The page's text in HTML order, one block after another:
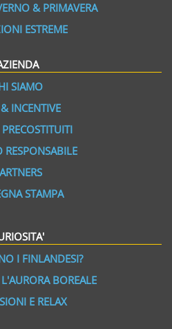
& PRIMAVERA
ESTREME
SIAMO
INCENTIVE
RESPONSABILE
STAMPA
I FINLANDESI?
BOREALE
E RELAX